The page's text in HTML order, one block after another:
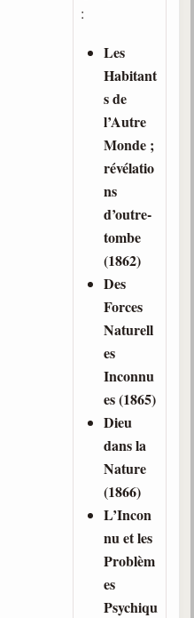
:
Les
Habitant
s de
l’Autre
Monde ;
révélatio
ns
d’outre-
tombe
(1862)
Des
Forces
Naturell
es
Inconnu
es (1865)
Dieu
dans la
Nature
(1866)
L’Incon
nu et les
Problèm
es
Psychiqu